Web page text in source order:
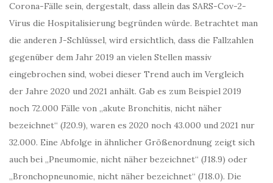
Corona-Fälle sein, dergestalt, dass allein das SARS-Cov-2-
Virus die Hospitalisierung begründen würde. Betrachtet man
die anderen J-Schlüssel, wird ersichtlich, dass die Fallzahlen
gegenüber dem Jahr 2019 an vielen Stellen massiv
eingebrochen sind, wobei dieser Trend auch im Vergleich
der Jahre 2020 und 2021 anhält. Gab es zum Beispiel 2019
noch 72.000 Fälle von „akute Bronchitis, nicht näher
bezeichnet“ (J20.9), waren es 2020 noch 43.000 und 2021 nur
32.000. Eine Abfolge in ähnlicher Größenordnung zeigt sich
auch bei „Pneumomie, nicht näher bezeichnet“ (J18.9) oder
„Bronchopneunomie, nicht näher bezeichnet“ (J18.0). Die